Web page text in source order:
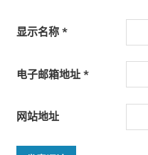
显示名称 *
电子邮箱地址 *
网站地址